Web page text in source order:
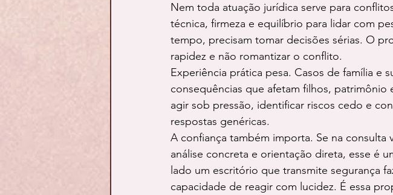
Nem toda atuação jurídica serve para
técnica, firmeza e equilíbrio para lidar com
tempo, precisam tomar decisões sérias. O
rapidez e não romantizar o conflito.
Experiência prática pesa. Casos de família e
consequências que afetam filhos,
agir sob pressão, identificar riscos cedo e
respostas genéricas.
A confiança também importa. Se na
análise concreta e orientação direta, esse é
lado um escritório que transmite segurança
capacidade de reagir com lucidez. É essa